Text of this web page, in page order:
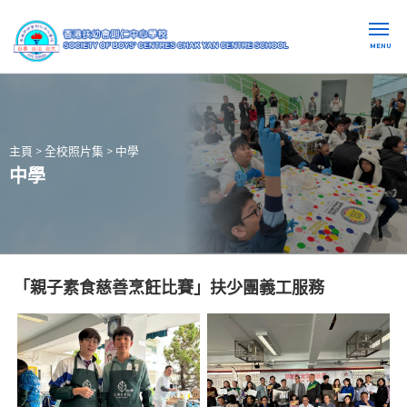
MENU
主頁 > 全校照片集 > 中學
中學
「親子素食慈善烹飪比賽」扶少團義工服務